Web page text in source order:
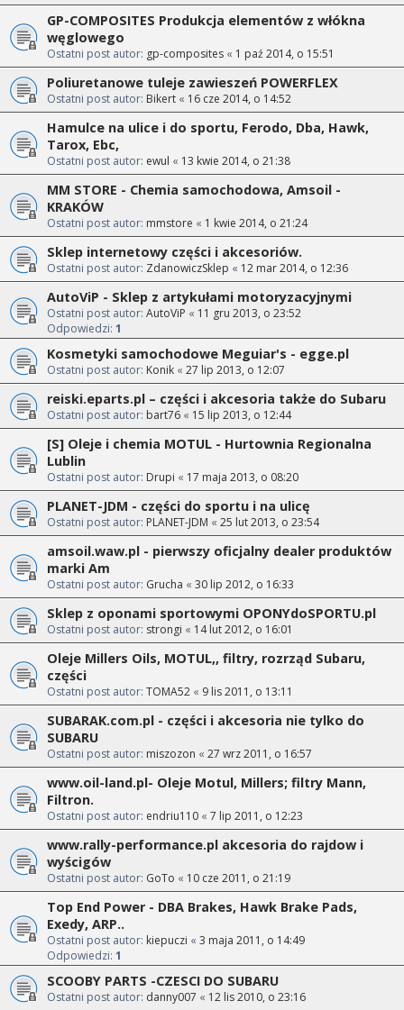
GP-COMPOSITES Produkcja elementów z włókna
węglowego
Ostatni post autor: gp-composites « 1 paź 2014, o 15:51
Poliuretanowe tuleje zawieszeń POWERFLEX
Ostatni post autor: Bikert « 16 cze 2014, o 14:52
Hamulce na ulice i do sportu, Ferodo, Dba, Hawk,
Tarox, Ebc,
Ostatni post autor: ewul « 13 kwie 2014, o 21:38
MM STORE - Chemia samochodowa, Amsoil -
KRAKÓW
Ostatni post autor: mmstore « 1 kwie 2014, o 21:24
Sklep internetowy części i akcesoriów.
Ostatni post autor: ZdanowiczSklep « 12 mar 2014, o 12:36
AutoViP - Sklep z artykułami motoryzacyjnymi
Ostatni post autor: AutoViP « 11 gru 2013, o 23:52
Odpowiedzi: 1
Kosmetyki samochodowe Meguiar's - egge.pl
Ostatni post autor: Konik « 27 lip 2013, o 12:07
reiski.eparts.pl – części i akcesoria także do Subaru
Ostatni post autor: bart76 « 15 lip 2013, o 12:44
[S] Oleje i chemia MOTUL - Hurtownia Regionalna
Lublin
Ostatni post autor: Drupi « 17 maja 2013, o 08:20
PLANET-JDM - części do sportu i na ulicę
Ostatni post autor: PLANET-JDM « 25 lut 2013, o 23:54
amsoil.waw.pl - pierwszy oficjalny dealer produktów
marki Am
Ostatni post autor: Grucha « 30 lip 2012, o 16:33
Sklep z oponami sportowymi OPONYdoSPORTU.pl
Ostatni post autor: strongi « 14 lut 2012, o 16:01
Oleje Millers Oils, MOTUL,, filtry, rozrząd Subaru,
części
Ostatni post autor: TOMA52 « 9 lis 2011, o 13:11
SUBARAK.com.pl - części i akcesoria nie tylko do
SUBARU
Ostatni post autor: miszozon « 27 wrz 2011, o 16:57
www.oil-land.pl- Oleje Motul, Millers; filtry Mann,
Filtron.
Ostatni post autor: endriu110 « 7 lip 2011, o 12:23
www.rally-performance.pl akcesoria do rajdow i
wyścigów
Ostatni post autor: GoTo « 10 cze 2011, o 21:19
Top End Power - DBA Brakes, Hawk Brake Pads,
Exedy, ARP..
Ostatni post autor: kiepuczi « 3 maja 2011, o 14:49
Odpowiedzi: 1
SCOOBY PARTS -CZESCI DO SUBARU
Ostatni post autor: danny007 « 12 lis 2010, o 23:16